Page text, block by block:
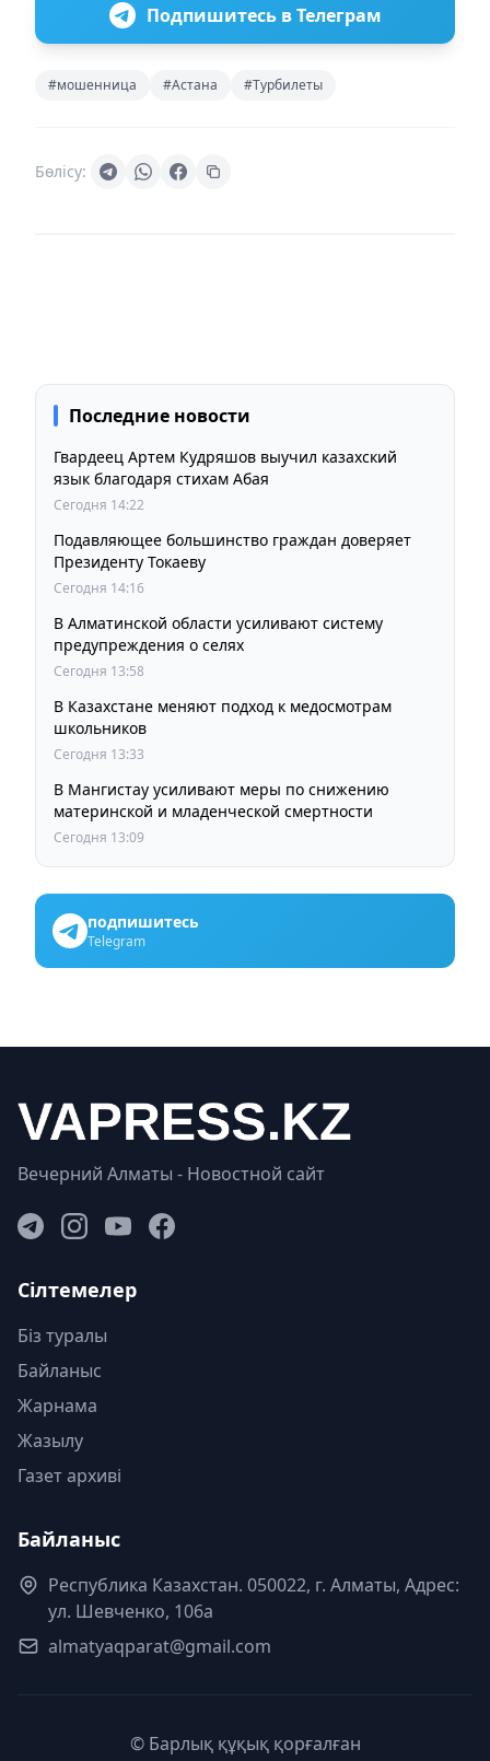
Подпишитесь в Телеграм
#мошенница #Астана #Турбилеты
Бөлісу:
Последние новости
Гвардеец Артем Кудряшов выучил казахский
язык благодаря стихам Абая
Сегодня 14:22
Подавляющее большинство граждан доверяет
Президенту Токаеву
Сегодня 14:16
В Алматинской области усиливают систему
предупреждения о селях
Сегодня 13:58
В Казахстане меняют подход к медосмотрам
школьников
Сегодня 13:33
В Мангистау усиливают меры по снижению
материнской и младенческой смертности
Сегодня 13:09
подпишитесь
Telegram
Вечерний Алматы - Новостной сайт
Сілтемелер
Біз туралы
Байланыс
Жарнама
Жазылу
Газет архиві
Байланыс
Республика Казахстан. 050022, г. Алматы, Адрес:
ул. Шевченко, 106а
almatyaqparat@gmail.com
© Барлық құқық қорғалған